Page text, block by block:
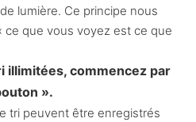
lumière. Ce principe nous
ce que vous voyez est ce que
illimitées, commencez par
».
tri peuvent être enregistrés